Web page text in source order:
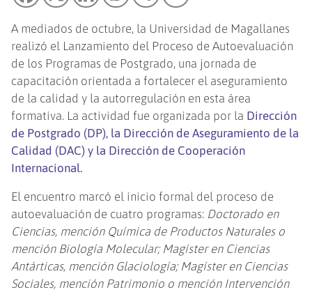
A mediados de octubre, la Universidad de Magallanes
realizó el Lanzamiento del Proceso de Autoevaluación
de los Programas de Postgrado, una jornada de
capacitación orientada a fortalecer el aseguramiento
de la calidad y la autorregulación en esta área
formativa. La actividad fue organizada por la Dirección
de Postgrado (DP), la Dirección de Aseguramiento de la
Calidad (DAC) y la Dirección de Cooperación
Internacional.
El encuentro marcó el inicio formal del proceso de
autoevaluación de cuatro programas: Doctorado en
Ciencias, mención Química de Productos Naturales o
mención Biología Molecular; Magíster en Ciencias
Antárticas, mención Glaciología; Magíster en Ciencias
Sociales, mención Patrimonio o mención Intervención